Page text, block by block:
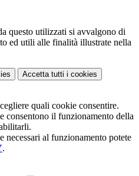
questo utilizzati si avvalgono di
ed utili alle finalità illustrate nella
Accetta tutti i cookies
quali cookie consentire.
consentono il funzionamento della
necessari al funzionamento potete
.